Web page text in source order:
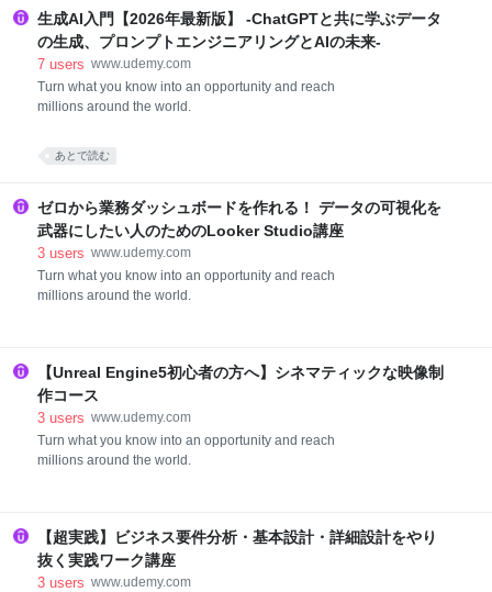
た。 これまで、AIを使って自然な日本語を生成するの
は難しいとされていましたが、 『ChatGPT』は自然な
言葉で対話することができ、 革命的、革新的だと多く
の方が興味、関心を抱いています。 2023年3月にはさ
らなる改善版『GPT-4』がリリースされ、 2024年には
シスタントを効率的に使えるかどうかで、 上流工程
に変わってくると思われます。 そんな時流を受けてこ
の講座では
生成AI入門【2026年最新版】 -ChatGPTと共に学ぶデータ
の生成、プロンプトエンジニアリングとAIの未来-
7 users www.udemy.com
Turn what you know into an opportunity and reach
millions around the world.
あとで読む
ゼロから業務ダッシュボードを作れる！ データの可視化を
武器にしたい人のためのLooker Studio講座
3 users www.udemy.com
Turn what you know into an opportunity and reach
millions around the world.
【Unreal Engine5初心者の方へ】シネマティックな映像制
作コース
3 users www.udemy.com
Turn what you know into an opportunity and reach
millions around the world.
【超実践】ビジネス要件分析・基本設計・詳細設計をやり
抜く実践ワーク講座
3 users www.udemy.com